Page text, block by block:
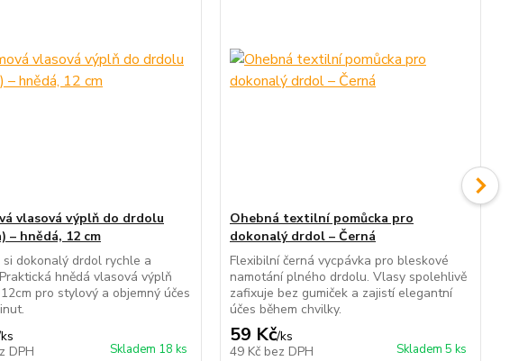
vlasová výplň do drdolu
– hnědá, 12 cm
dokonalý drdol rychle a
hnědá vlasová výplň
pro stylový a objemný účes
ks
DPH Skladem 18 ks
Ohebná textilní pomůcka pro
dokonalý drdol – Černá
Flexibilní černá vycpávka pro bleskové
namotání plného drdolu. Vlasy spolehlivě
zafixuje bez gumiček a zajistí elegantní
účes během chvilky.
59 Kč/ks
49 Kč bez DPH Skladem 5 ks